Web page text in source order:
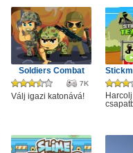
Soldiers Combat
7K
Válj igazi katonává!